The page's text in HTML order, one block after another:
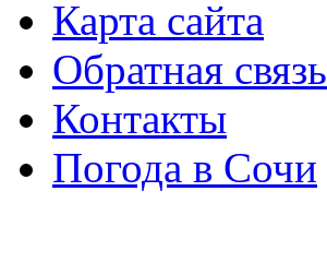
Карта сайта
Обратная связь
Контакты
Погода в Сочи